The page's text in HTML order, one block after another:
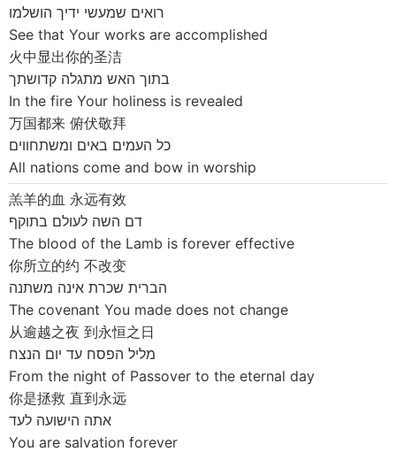
רואים שמעשי ידיך הושלמו
See that Your works are accomplished
火中显出你的圣洁
בתוך האש מתגלה קדושתך
In the fire Your holiness is revealed
万国都来 俯伏敬拜
כל העמים באים ומשתחווים
All nations come and bow in worship
羔羊的血 永远有效
דם השה לעולם בתוקף
The blood of the Lamb is forever effective
你所立的约 不改变
הברית שכרת אינה משתנה
The covenant You made does not change
从逾越之夜 到永恒之日
מליל הפסח עד יום הנצח
From the night of Passover to the eternal day
你是拯救 直到永远
אתה הישועה לעד
You are salvation forever